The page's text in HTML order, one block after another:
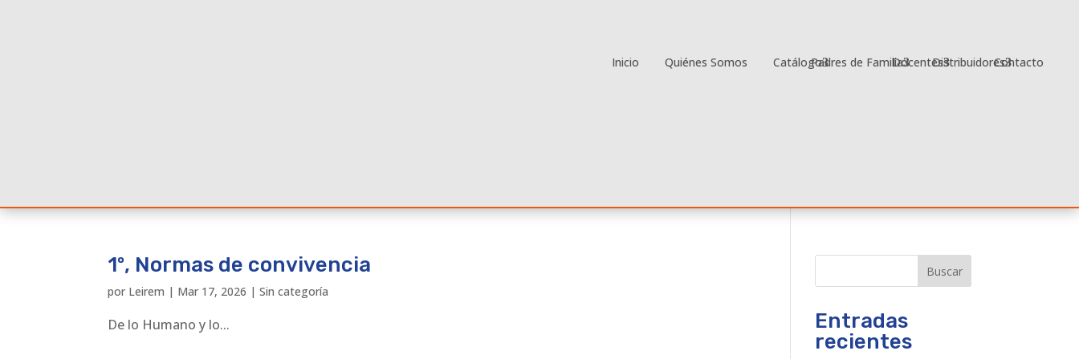
Inicio Quiénes Somos CatálogoPadres de FamiliaDocentesDistribuidoresContacto
1º, Normas de convivencia
por Leirem | Mar 17, 2026 |Sin categoría
De lo Humano y lo...
Buscar
Entradas
recientes